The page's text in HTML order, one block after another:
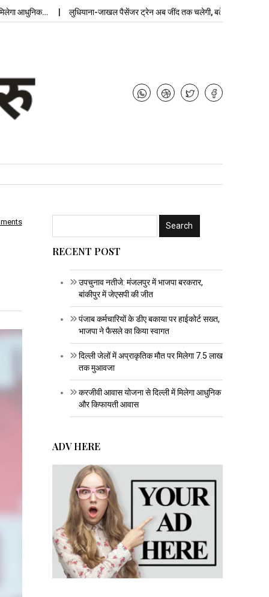
लुधियाना-जाखल पैसेंजर ट्रेन अब जींद तक चलेगी, बढ़ेगी…
RECENT POST
उपचुनाव नतीजे: मंजलपुर में भाजपा बरकरार,
बांकीपुर में जेएसपी की जीत
पंजाब कर्मचारियों के डीए बकाया पर हाईकोर्ट सख्त,
भाजपा ने फैसले का किया स्वागत
दिल्ली जेलों में अप्राकृतिक मौत पर मिलेगा 7.5 लाख
तक मुआवजा
करजीवी आवास योजना से दिल्ली में मिलेगा आधुनिक
और किफायती आवास
ADV HERE